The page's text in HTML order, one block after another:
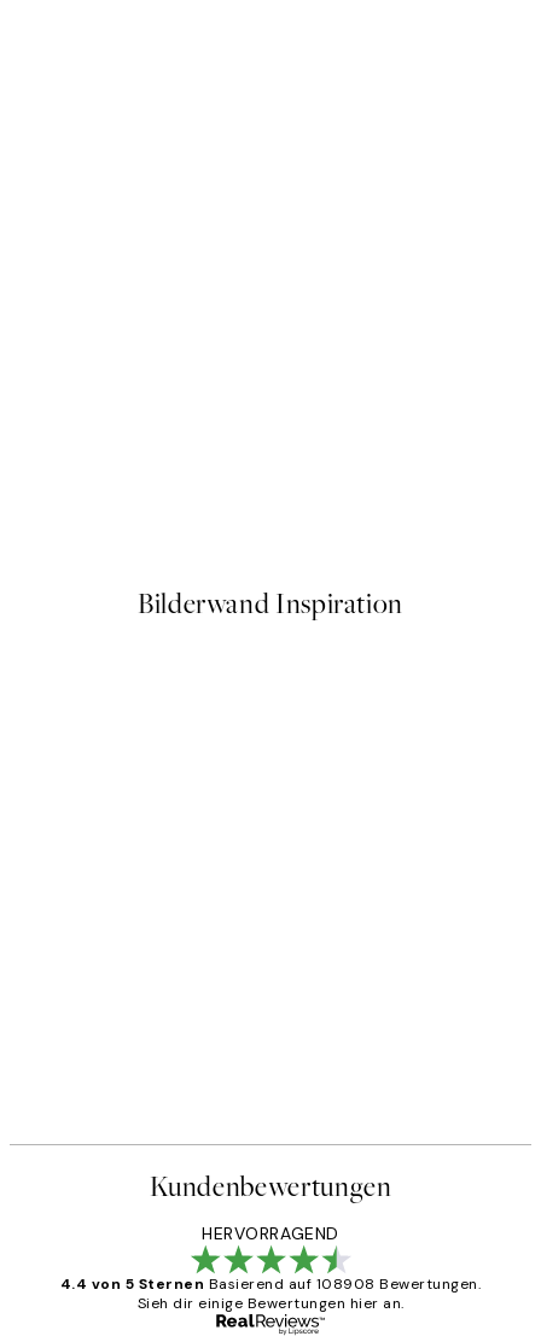
Bilderwand Inspiration
Kundenbewertungen
HERVORRAGEND
4.4 von 5 Sternen Basierend auf 108908 Bewertungen.
Sieh dir einige Bewertungen hier an.